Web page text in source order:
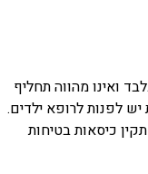
ואינו מהווה תחליף
לפנות לרופא ילדים.
כיסאות בטיחות